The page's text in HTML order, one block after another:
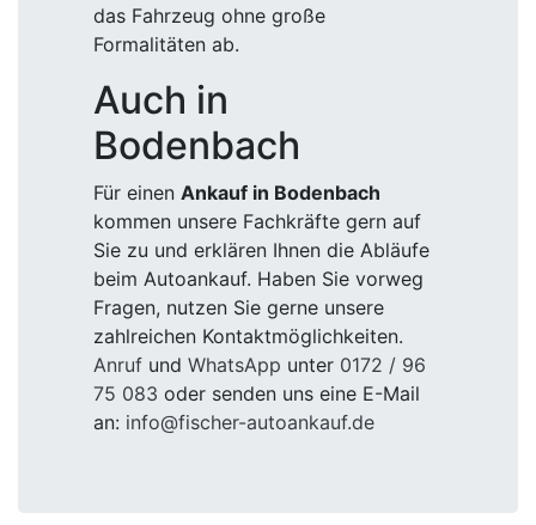
das Fahrzeug ohne große
Formalitäten ab.
Auch in
Bodenbach
Für einen Ankauf in Bodenbach
kommen unsere Fachkräfte gern auf
Sie zu und erklären Ihnen die Abläufe
beim Autoankauf. Haben Sie vorweg
Fragen, nutzen Sie gerne unsere
zahlreichen Kontaktmöglichkeiten.
Anruf und WhatsApp unter 0172 / 96
75 083 oder senden uns eine E-Mail
an: info@fischer-autoankauf.de